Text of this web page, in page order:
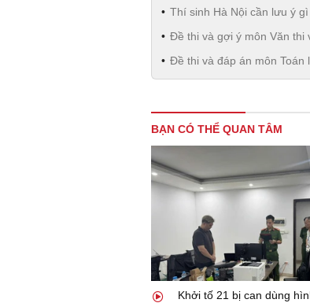
Thí sinh Hà Nội cần lưu ý
Đề thi và gợi ý môn Văn thi
Đề thi và đáp án môn Toán
BẠN CÓ THỂ QUAN TÂM
Khởi tố 21 bị can dùng